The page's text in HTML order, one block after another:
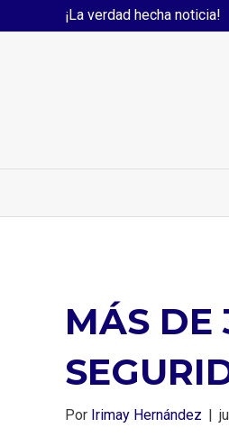
¡La verdad hecha noticia!
MÁS DE
Por Irimay Hernández |